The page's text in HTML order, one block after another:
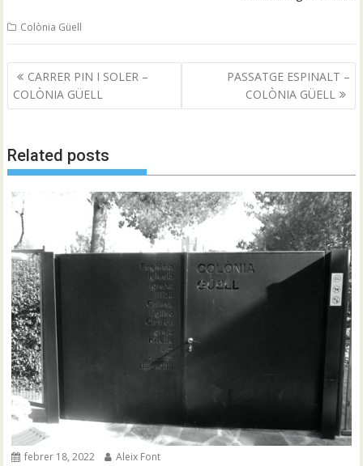
Colònia Güell
Navegació
d'entrades
CARRER PIN I SOLER –
COLÒNIA GÜELL
PASSATGE ESPINALT –
COLÒNIA GÜELL
Related posts
febrer 18, 2022 Aleix Font